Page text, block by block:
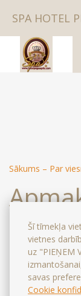
Šī tīmekļa
vietnes
uz "PIEŅEM
savas
Cookie
SPA HOTEL
Sākums – Par
REKVIZĪTI: